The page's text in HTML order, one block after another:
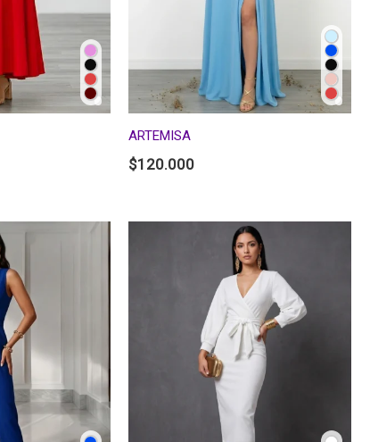
ARTEMISA
$120.000